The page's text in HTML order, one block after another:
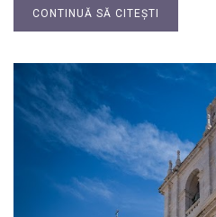
CONTINUĂ SĂ CITEȘTI